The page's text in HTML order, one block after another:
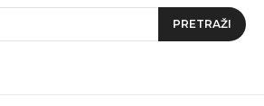
PRETRAŽI